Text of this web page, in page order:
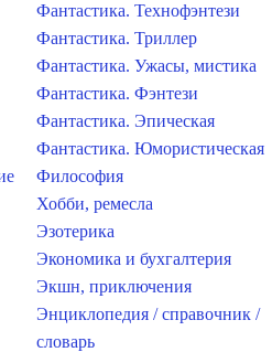
Фантастика. Технофэнтези
Фантастика. Триллер
Фантастика. Ужасы, мистика
Фантастика. Фэнтези
Фантастика. Эпическая
Фантастика. Юмористическая
Философия
Хобби, ремесла
Эзотерика
Экономика и бухгалтерия
Экшн, приключения
Энциклопедия / справочник /
словарь